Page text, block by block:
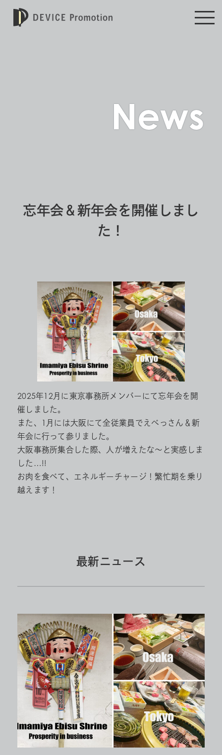
News
忘年会＆新年会を開催しまし
た！
2025年12月に東京事務所メンバーにて忘年会を開
催しました。
また、1月には大阪にて全従業員でえべっさん＆新
年会に行って参りました。
大阪事務所集合した際、人が増えたな～と実感しま
した…!!
お肉を食べて、エネルギーチャージ！繁忙期を乗り
越えます！
最新ニュース